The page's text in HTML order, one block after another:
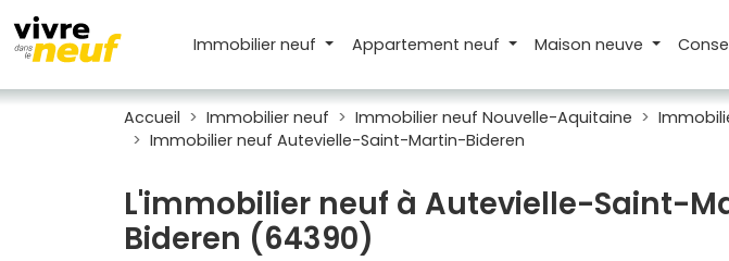
Immobilier neuf Appartement neuf Maison neuve
Accueil Immobilier neuf Immobilier neuf Nouvelle-Aquitaine
Immobilier neuf Autevielle-Saint-Martin-Bideren
L'immobilier neuf à Autevielle-Saint-
Bideren (64390)